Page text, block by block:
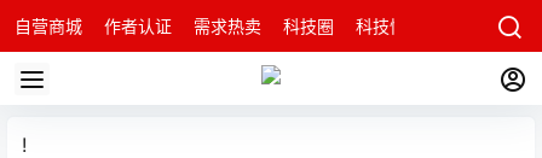
自营商城 作者认证 需求热卖 科技圈 科技快讯 智能科技问
!